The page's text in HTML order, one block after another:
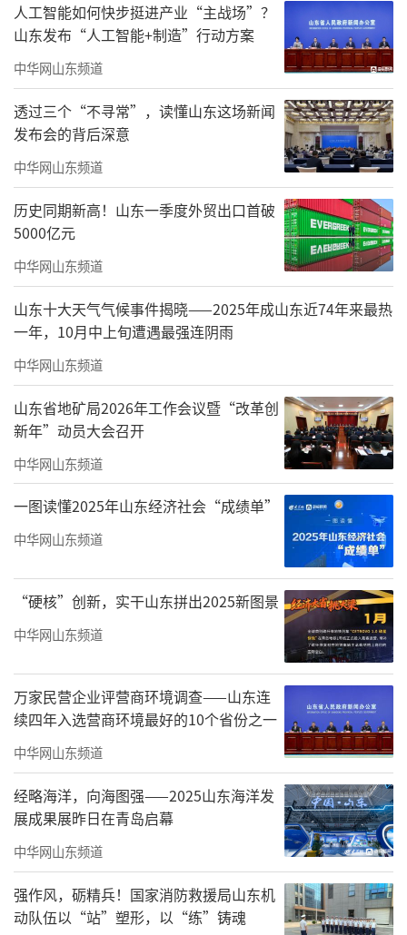
八面来风·全国艺术名家系列邀请展之见山见
佛——于明诠艺术作品展
主办单位
广东省书法家协会
佛山市文学艺术界联合会
佛山市石景宜刘紫英伉俪文化艺术馆
协办单位
展览时间
2026年6月5日-7月7日
2026年6月5日15：30
展览地点
佛山市石景宜刘紫英伉俪文化艺术馆
总统筹
人工智能如何快步挺进产业“主战场”？
山东发布“人工智能+制造”行动方案
中华网山东频道
透过三个“不寻常”，读懂山东这场新闻
发布会的背后深意
中华网山东频道
历史同期新高！山东一季度外贸出口首破
5000亿元
中华网山东频道
山东十大天气气候事件揭晓——2025年成山东近74年来最热
一年，10月中上旬遭遇最强连阴雨
中华网山东频道
山东省地矿局2026年工作会议暨“改革创
新年”动员大会召开
中华网山东频道
一图读懂2025年山东经济社会“成绩单”
中华网山东频道
“硬核”创新，实干山东拼出2025新图景
中华网山东频道
万家民营企业评营商环境调查——山东连
续四年入选营商环境最好的10个省份之一
中华网山东频道
经略海洋，向海图强——2025山东海洋发
展成果展昨日在青岛启幕
中华网山东频道
强作风，砺精兵！国家消防救援局山东机
动队伍以“站”塑形，以“练”铸魂